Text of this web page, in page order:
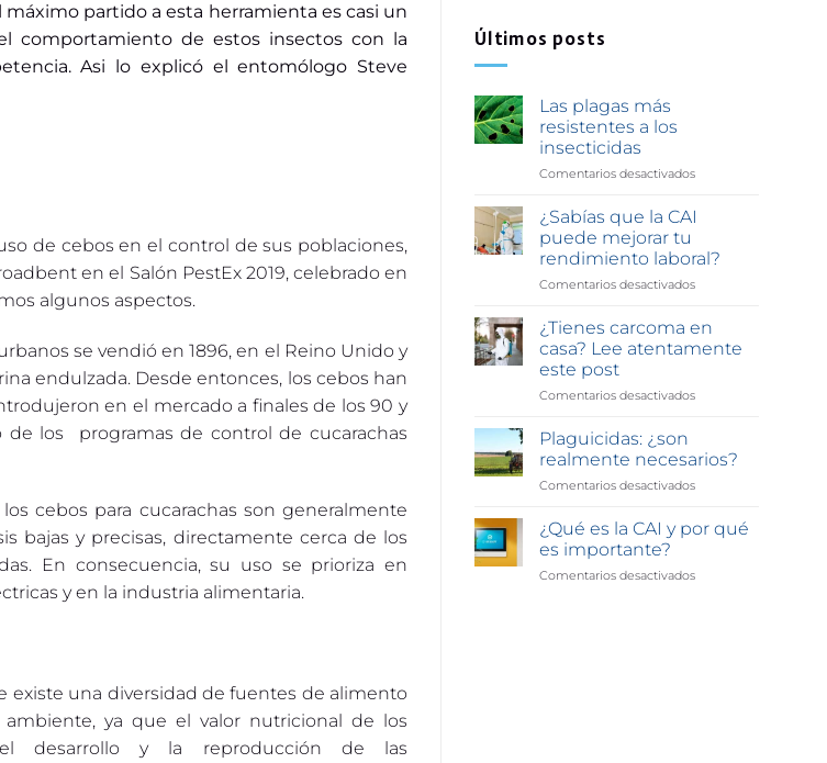
partido a esta herramienta es casi un
comportamiento de estos insectos con la
Asi lo explicó el entomólogo Steve
de cebos en el control de sus poblaciones,
en el Salón PestEx 2019, celebrado en
algunos aspectos.
se vendió en 1896, en el Reino Unido y
endulzada. Desde entonces, los cebos han
en el mercado a finales de los 90 y
los programas de control de cucarachas
cebos para cucarachas son generalmente
bajas y precisas, directamente cerca de los
En consecuencia, su uso se prioriza en
y en la industria alimentaria.
existe una diversidad de fuentes de alimento
ya que el valor nutricional de los
desarrollo y la reproducción de las
Últimos posts
Las plagas más
resistentes a los
insecticidas
Comentarios desactivados
resistentes
a
¿Sabías que la CAI
puede mejorar tu
rendimiento laboral?
Comentarios desactivados
que
CAI
laboral?
¿Tienes carcoma en
casa? Lee atentamente
este post
Comentarios desactivados
en
casa?
este
Plaguicidas: ¿son
realmente necesarios?
Comentarios desactivados
¿son
realmente
¿Qué es la CAI y por qué
es importante?
Comentarios desactivados